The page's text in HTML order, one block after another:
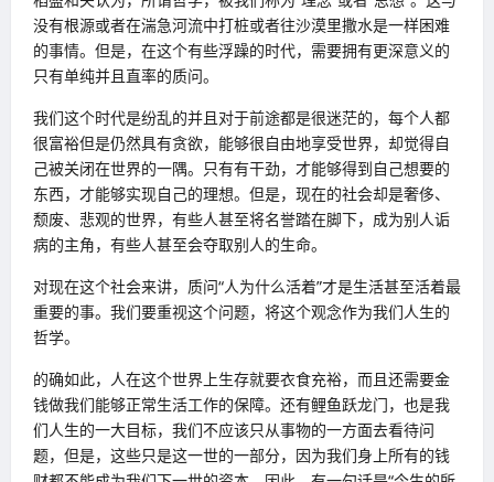
没有根源或者在湍急河流中打桩或者往沙漠里撒水是一样困难
的事情。但是，在这个有些浮躁的时代，需要拥有更深意义的
只有单纯并且直率的质问。
我们这个时代是纷乱的并且对于前途都是很迷茫的，每个人都
很富裕但是仍然具有贪欲，能够很自由地享受世界，却觉得自
己被关闭在世界的一隅。只有有干劲，才能够得到自己想要的
东西，才能够实现自己的理想。但是，现在的社会却是奢侈、
颓废、悲观的世界，有些人甚至将名誉踏在脚下，成为别人诟
病的主角，有些人甚至会夺取别人的生命。
对现在这个社会来讲，质问“人为什么活着”才是生活甚至活着最
重要的事。我们要重视这个问题，将这个观念作为我们人生的
哲学。
的确如此，人在这个世界上生存就要衣食充裕，而且还需要金
钱做我们能够正常生活工作的保障。还有鲤鱼跃龙门，也是我
们人生的一大目标，我们不应该只从事物的一方面去看待问
题，但是，这些只是这一世的一部分，因为我们身上所有的钱